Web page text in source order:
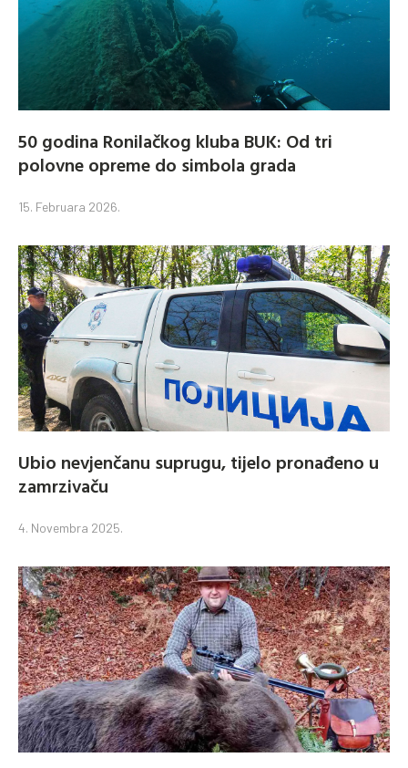
50 godina Ronilačkog kluba BUK: Od tri
polovne opreme do simbola grada
15. Februara 2026.
Ubio nevjenčanu suprugu, tijelo pronađeno u
zamrzivaču
4. Novembra 2025.